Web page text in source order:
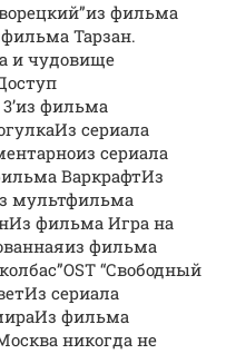
фильма
Тарзан.
и чудовище
фильма
сериала
сериала
ВаркрафтИз
мультфильма
фильма Игра на
фильма
“Свободный
сериала
фильма
никогда не